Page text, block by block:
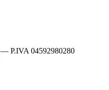
— P.IVA 04592980280